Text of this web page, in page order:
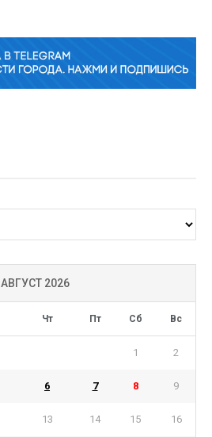
АВГУСТ 2026
Чт Пт Сб Вс
1 2
6 7 8 9
13 14 15 16